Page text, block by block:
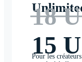
18
15
Pour les